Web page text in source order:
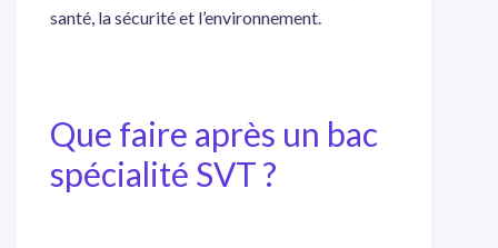
santé, la sécurité et l’environnement.
Que faire après un bac
spécialité SVT ?